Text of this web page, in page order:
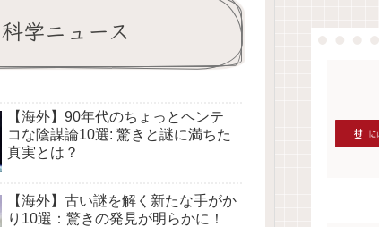
科学ニュース
【海外】90年代のちょっとヘンテ
コな陰謀論10選: 驚きと謎に満ちた
真実とは？
【海外】古い謎を解く新たな手がか
り10選：驚きの発見が明らかに！